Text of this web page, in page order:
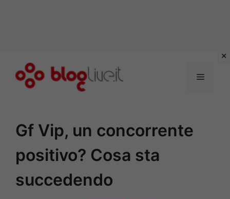
Menu
Gf Vip, un concorrente
positivo? Cosa sta
succedendo